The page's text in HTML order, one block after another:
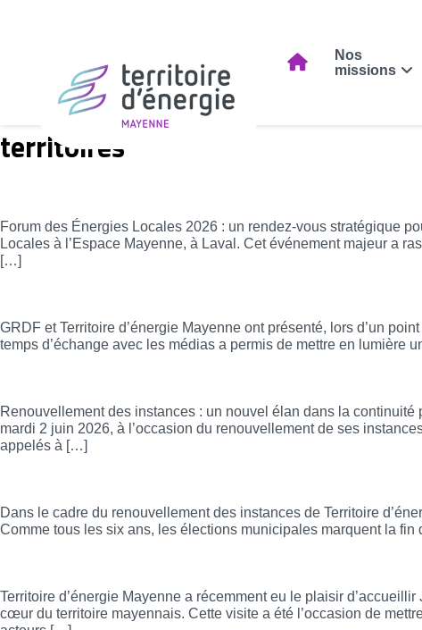
Nos
missions
territoires
Forum des Énergies Locales 2026 : un rendez-vous stratégique
Locales à l’Espace Mayenne, à Laval. Cet événement majeur a
[…]
GRDF et Territoire d’énergie Mayenne ont présenté, lors d’un
temps d’échange avec les médias a permis de mettre en
Renouvellement des instances : un nouvel élan dans la continuité
mardi 2 juin 2026, à l’occasion du renouvellement de ses
appelés à […]
Dans le cadre du renouvellement des instances de Territoire
Comme tous les six ans, les élections municipales marquent la
Territoire d’énergie Mayenne a récemment eu le plaisir
cœur du territoire mayennais. Cette visite a été l’occasion de